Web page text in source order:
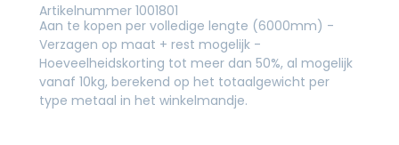
Artikelnummer 1001801
Aan te kopen per volledige lengte (6000mm) -
Verzagen op maat + rest mogelijk -
Hoeveelheidskorting tot meer dan 50%, al mogelijk
vanaf 10kg, berekend op het totaalgewicht per
type metaal in het winkelmandje.